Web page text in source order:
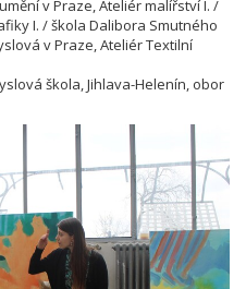
v Praze, Ateliér malířství I. /
I. / škola Dalibora Smutného
v Praze, Ateliér Textilní
škola, Jihlava-Helenín, obor